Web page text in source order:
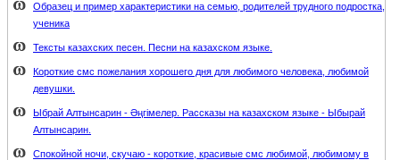
Образец и пример характеристики на семью, родителей трудного подростка,
ученика
Тексты казахских песен. Песни на казахском языке.
Короткие смс пожелания хорошего дня для любимого человека, любимой
девушки.
Ыбрай Алтынсарин - Әңгімелер. Рассказы на казахском языке - Ыбырай
Алтынсарин.
Спокойной ночи, скучаю - короткие, красивые смс любимой, любимому в